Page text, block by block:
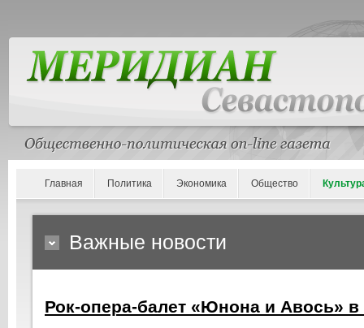
Главная Политика Экономика Общество
Важные новости
Рок-опера-балет «Юнона и Авось» в